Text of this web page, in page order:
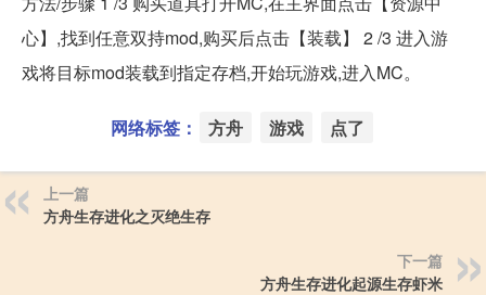
心】,找到任意双持mod,购买后点击【装载】 2 /3 进入游
戏将目标mod装载到指定存档,开始玩游戏,进入MC。
网络标签： 方舟 游戏 点了
上一篇
方舟生存进化之灭绝生存
下一篇
方舟生存进化起源生存虾米